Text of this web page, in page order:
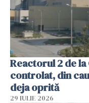
Reactorul 2 de
controlat, din
deja oprită
29 IULIE 2026